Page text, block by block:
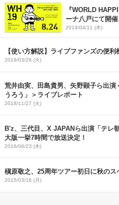
『WORLD
ーナ八戸にて開
ーズ第一弾出演者
2019/04/11 (木)
【使い方解説】ライブファンズの便利
2019/03/26 (火)
荒井由実、田島貴男、矢野顕子ら出
うろう」＞ライブレポート
2018/11/27 (火)
B'z、三代目、X JAPANら出演「テレ
大版一挙7時間で放送決定！
2016/06/23 (木)
槇原敬之、25周年ツアー初日に秋のス
2015/03/16 (月)